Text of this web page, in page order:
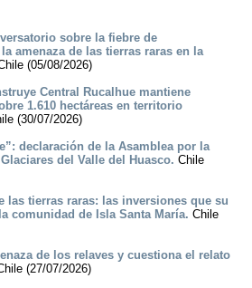
sobre la fiebre de
amenaza de las tierras raras en la
(05/08/2026)
Central Rucalhue mantiene
1.610 hectáreas en territorio
(30/07/2026)
declaración de la Asamblea por la
del Valle del Huasco. Chile
las tierras raras: las inversiones que su
comunidad de Isla Santa María. Chile
de los relaves y cuestiona el relato
(27/07/2026)